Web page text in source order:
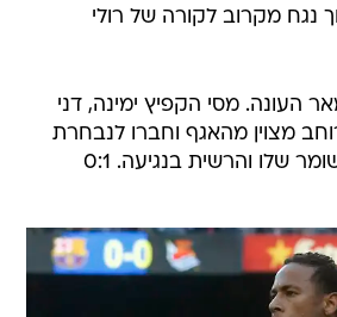
נגח מקרוב לקורה של רולי
של ניימאר העונה. מסי הקפיץ ימינה, דני
מצוין מהאגף וחברו לנבחרת
ברזיל הקדים את השומר שלו והרשית בנגיעה. 0:1